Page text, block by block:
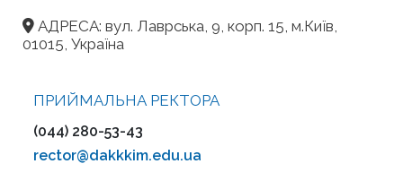
АДРЕСА: вул. Лаврська, 9, корп. 15, м.Київ,
01015, Україна
ПРИЙМАЛЬНА РЕКТОРА
(044) 280-53-43
rector@dakkkim.edu.ua